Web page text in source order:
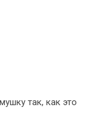
так, как это